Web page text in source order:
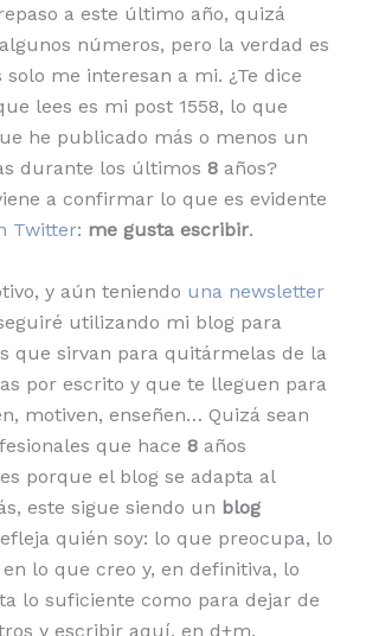
a este último año, quizá
números, pero la verdad es
solo me interesan a mi. ¿Te dice
lees es mi post 1558, lo que
he publicado más o menos un
durante los últimos 8años?
a confirmar lo que es evidente
Twitter: me gusta escribir.
y aún teniendo una newsletter
utilizando mi blog para
que sirvan para quitármelas de la
por escrito y que te lleguen para
motiven, enseñen… Quizá sean
que hace 8años
porque el blog se adapta al
este sigue siendo un blog
quién soy: lo que preocupa, lo
lo que creo y, en definitiva, lo
lo suficiente como para dejar de
y escribir aquí, en d+m.